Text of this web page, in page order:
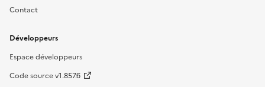
Contact
Développeurs
Espace développeurs
Code source v1.857.6